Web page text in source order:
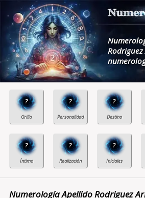
? ? ?
? ? ?
Numerología Apellido Rodriguez